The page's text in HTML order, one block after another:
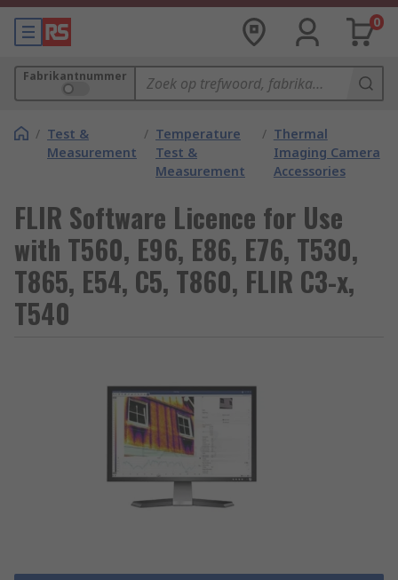
0
Fabrikantnummer
/ Test &
Measurement
/ Temperature
Test &
Measurement
/ Thermal
Imaging Camera
Accessories
FLIR Software Licence for Use
with T560, E96, E86, E76, T530,
T865, E54, C5, T860, FLIR C3-x,
T540